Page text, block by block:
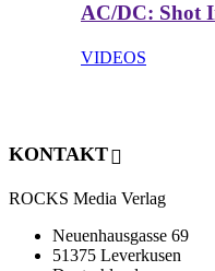
AC/DC: Shot
VIDEOS
KONTAKT
ROCKS Media Verlag
Neuenhausgasse 69
51375 Leverkusen